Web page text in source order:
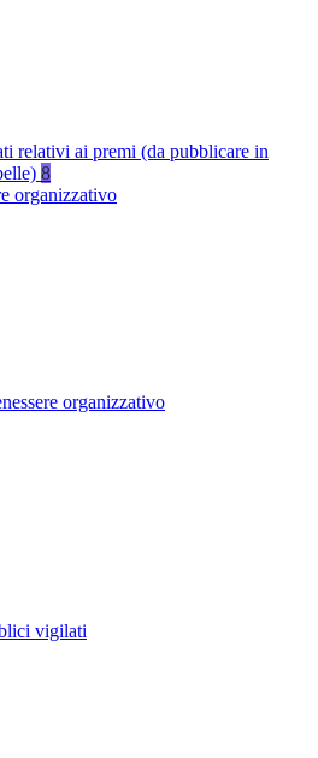
relativi ai premi (da pubblicare in
8
organizzativo
organizzativo
vigilati